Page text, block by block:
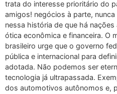
trata do interesse prioritário do
amigos! negócios à parte,
nessa história de que há
ótica econômica e financeira. O
brasileiro urge que o governo
pública e internacional para
adotada. Não podemos ser
tecnologia já ultrapassada.
dos automotivos autônomos e,